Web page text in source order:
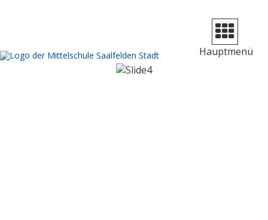
Navigation
aufklappen
Hauptmenü